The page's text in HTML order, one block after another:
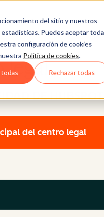
del sitio y nuestros
Puedes aceptar
configuración de cookies
Política de cookies.
Rechazar todas
legal
DE HUBSPOT
del centro legal